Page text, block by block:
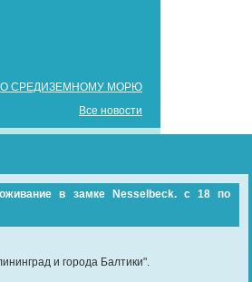
СРЕДИЗЕМНОМУ МОРЮ
Все новости
в замке Nesselbeck. с 18 по
и города Балтики".